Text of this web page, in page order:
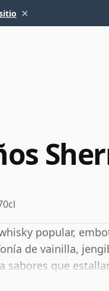
×
popular,
de vainilla,
sabores que
es seguro,